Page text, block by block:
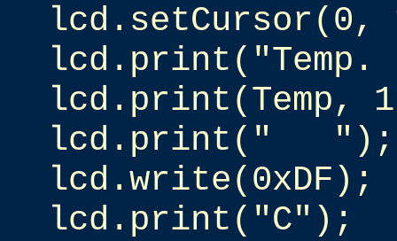
lcd.setCursor(0,
lcd.print("Temp.
lcd.print(Temp,
lcd.print("
");
lcd.write(0xDF);
lcd.print("C");